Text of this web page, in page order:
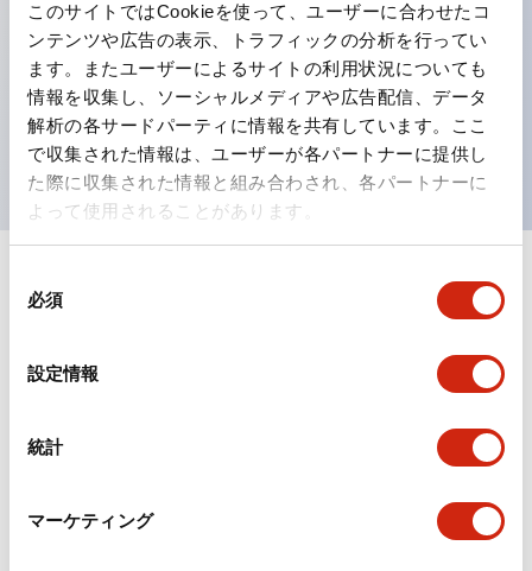
このサイトではCookieを使って、ユーザーに合わせたコ
ンテンツや広告の表示、トラフィックの分析を行ってい
ます。またユーザーによるサイトの利用状況についても
情報を収集し、ソーシャルメディアや広告配信、データ
解析の各サードパーティに情報を共有しています。ここ
で収集された情報は、ユーザーが各パートナーに提供し
た際に収集された情報と組み合わされ、各パートナーに
よって使用されることがあります。
必須
設定情報
統計
マーケティング
応
カンタン配線で作業効率アップ
電線がぬけにくく、振動時も安心
導電部は安心のIP20フィンガープロテクション構造
仕様 すべて展開+
取付設置仕様